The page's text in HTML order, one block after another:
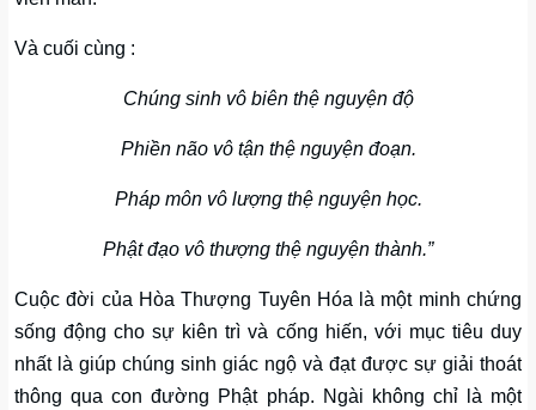
Và cuối cùng :
Chúng sinh vô biên thệ nguyện độ
Phiền não vô tận thệ nguyện đoạn.
Pháp môn vô lượng thệ nguyện học.
Phật đạo vô thượng thệ nguyện thành.”
Cuộc đời của Hòa Thượng Tuyên Hóa là một minh chứng
sống động cho sự kiên trì và cống hiến, với mục tiêu duy
nhất là giúp chúng sinh giác ngộ và đạt được sự giải thoát
thông qua con đường Phật pháp. Ngài không chỉ là một